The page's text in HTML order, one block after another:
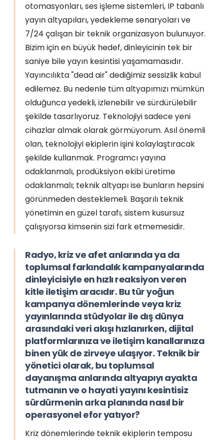
otomasyonları, ses işleme sistemleri, IP tabanlı
yayın altyapıları, yedekleme senaryoları ve
7/24 çalışan bir teknik organizasyon bulunuyor.
Bizim için en büyük hedef, dinleyicinin tek bir
saniye bile yayın kesintisi yaşamamasıdır.
Yayıncılıkta "dead air" dediğimiz sessizlik kabul
edilemez. Bu nedenle tüm altyapımızı mümkün
olduğunca yedekli, izlenebilir ve sürdürülebilir
şekilde tasarlıyoruz. Teknolojiyi sadece yeni
cihazlar almak olarak görmüyorum. Asıl önemli
olan, teknolojiyi ekiplerin işini kolaylaştıracak
şekilde kullanmak. Programcı yayına
odaklanmalı, prodüksiyon ekibi üretime
odaklanmalı; teknik altyapı ise bunların hepsini
görünmeden desteklemeli. Başarılı teknik
yönetimin en güzel tarafı, sistem kusursuz
çalışıyorsa kimsenin sizi fark etmemesidir.
Radyo, kriz ve afet anlarında ya da
toplumsal farkındalık kampanyalarında
dinleyicisiyle en hızlı reaksiyon veren
kitle iletişim aracıdır. Bu tür yoğun
kampanya dönemlerinde veya kriz
yayınlarında stüdyolar ile dış dünya
arasındaki veri akışı hızlanırken, dijital
platformlarınıza ve iletişim kanallarınıza
binen yük de zirveye ulaşıyor. Teknik bir
yönetici olarak, bu toplumsal
dayanışma anlarında altyapıyı ayakta
tutmanın ve o hayati yayını kesintisiz
sürdürmenin arka planında nasıl bir
operasyonel efor yatıyor?
Kriz dönemlerinde teknik ekiplerin temposu